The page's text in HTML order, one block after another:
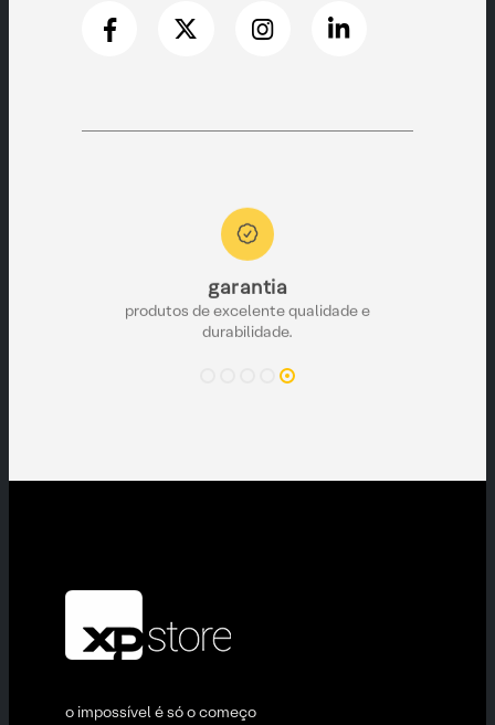
garantia
produtos de excelente qualidade e
durabilidade.
o impossível é só o começo